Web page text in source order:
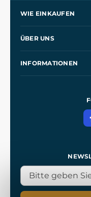
WIE EINKAUFEN
Kontakt
ÜBER UNS
INFORMATIONEN